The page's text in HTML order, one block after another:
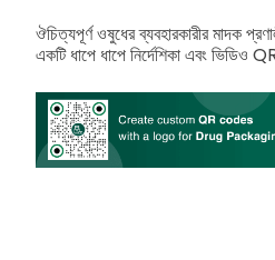
ঔচিত্যপূর্ণ ওষুধের ব্যবহারকারীর মাদক
একটি ধাপে ধাপে নির্দেশিকা এবং ভিডিও